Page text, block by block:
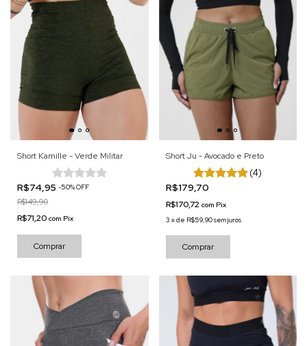
Short Kamille - Verde Militar
R$74,95 -50%OFF
R$149,90
R$71,20 com Pix
Comprar
Short Ju - Avocado e Preto
(4)
R$179,70
R$170,72 com Pix
3 xde R$59,90sem juros
Comprar